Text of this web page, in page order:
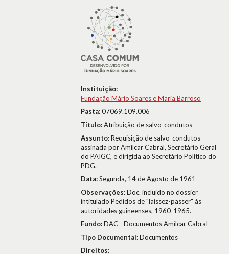
Instituição:
Fundação Mário Soares e Maria Barroso
Pasta:07069.109.006
Título:Atribuição de salvo-condutos
Assunto:Requisição de salvo-condutos
assinada por Amílcar Cabral, Secretário Geral
do PAIGC, e dirigida ao Secretário Político do
PDG.
Data:Segunda, 14 de Agosto de 1961
Observações:Doc. incluído no dossier
intitulado Pedidos de "laissez-passer" às
autoridades guineenses, 1960-1965.
Fundo:DAC - Documentos Amílcar Cabral
Tipo Documental:Documentos
Direitos: